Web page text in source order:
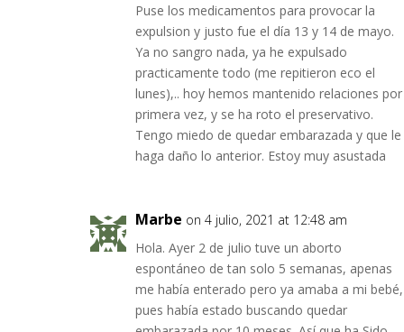
Puse los medicamentos para provocar la
expulsion y justo fue el día 13 y 14 de mayo.
Ya no sangro nada, ya he expulsado
practicamente todo (me repitieron eco el
lunes),.. hoy hemos mantenido relaciones por
primera vez, y se ha roto el preservativo.
Tengo miedo de quedar embarazada y que le
haga daño lo anterior. Estoy muy asustada
Marbe on 4 julio, 2021 at 12:48 am
Hola. Ayer 2 de julio tuve un aborto
espontáneo de tan solo 5 semanas, apenas
me había enterado pero ya amaba a mi bebé,
pues había estado buscando quedar